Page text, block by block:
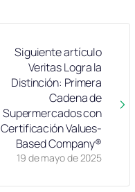
Siguiente artículo
19 de mayo de 2025
Veritas Logra la
Distinción: Primera
Cadena de
Supermercados con
Certificación Values-
Based Company®